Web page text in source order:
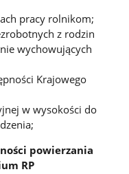
pracy rolnikom;
z rodzin
wychowujących
Krajowego
w wysokości do
powierzania
RP